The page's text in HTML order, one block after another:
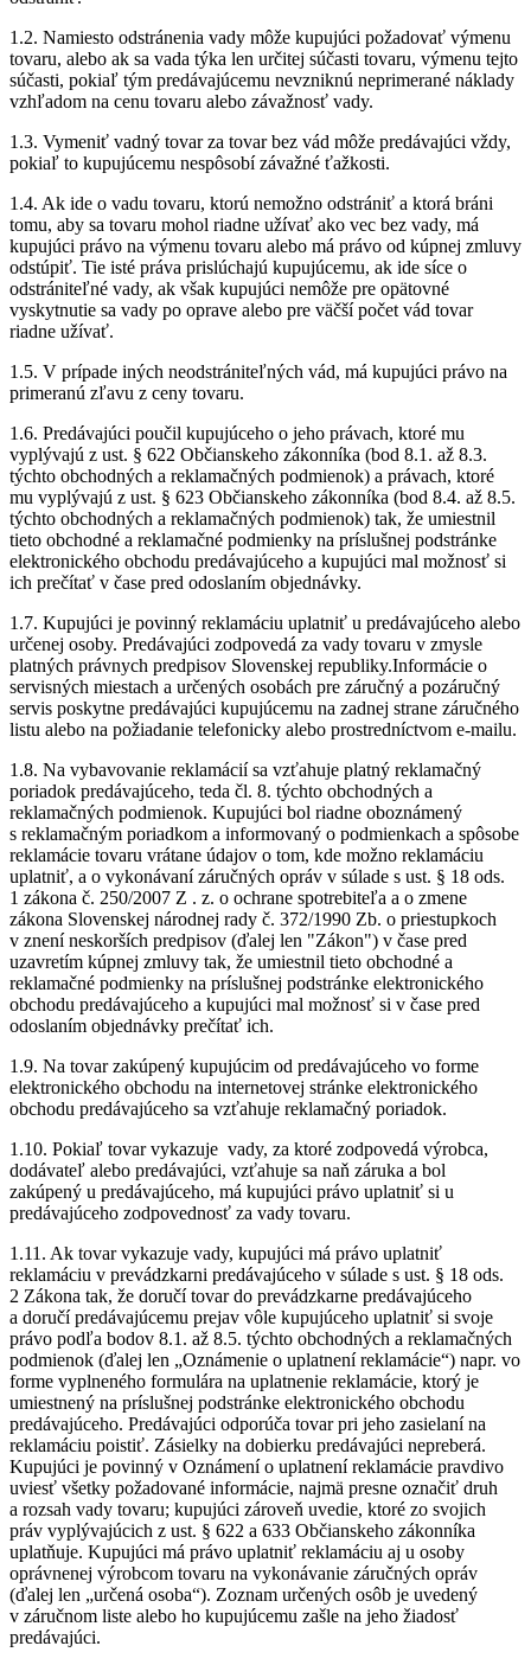
1.2. Namiesto odstránenia vady môže kupujúci požadovať výmenu
tovaru, alebo ak sa vada týka len určitej súčasti tovaru, výmenu tejto
súčasti, pokiaľ tým predávajúcemu nevzniknú neprimerané náklady
vzhľadom na cenu tovaru alebo závažnosť vady.
1.3. Vymeniť vadný tovar za tovar bez vád môže predávajúci vždy,
pokiaľ to kupujúcemu nespôsobí závažné ťažkosti.
1.4. Ak ide o vadu tovaru, ktorú nemožno odstrániť a ktorá bráni
tomu, aby sa tovaru mohol riadne užívať ako vec bez vady, má
kupujúci právo na výmenu tovaru alebo má právo od kúpnej zmluvy
odstúpiť. Tie isté práva prislúchajú kupujúcemu, ak ide síce o
odstrániteľné vady, ak však kupujúci nemôže pre opätovné
vyskytnutie sa vady po oprave alebo pre väčší počet vád tovar
riadne užívať.
1.5. V prípade iných neodstrániteľných vád, má kupujúci právo na
primeranú zľavu z ceny tovaru.
1.6. Predávajúci poučil kupujúceho o jeho právach, ktoré mu
vyplývajú z ust. § 622 Občianskeho zákonníka (bod 8.1. až 8.3.
týchto obchodných a reklamačných podmienok) a právach, ktoré
mu vyplývajú z ust. § 623 Občianskeho zákonníka (bod 8.4. až 8.5.
týchto obchodných a reklamačných podmienok) tak, že umiestnil
tieto obchodné a reklamačné podmienky na príslušnej podstránke
elektronického obchodu predávajúceho a kupujúci mal možnosť si
ich prečítať v čase pred odoslaním objednávky.
1.7. Kupujúci je povinný reklamáciu uplatniť u predávajúceho alebo
určenej osoby. Predávajúci zodpovedá za vady tovaru v zmysle
platných právnych predpisov Slovenskej republiky.Informácie o
servisných miestach a určených osobách pre záručný a pozáručný
servis poskytne predávajúci kupujúcemu na zadnej strane záručného
listu alebo na požiadanie telefonicky alebo prostredníctvom e-mailu.
1.8. Na vybavovanie reklamácií sa vzťahuje platný reklamačný
poriadok predávajúceho, teda čl. 8. týchto obchodných a
reklamačných podmienok. Kupujúci bol riadne oboznámený
s reklamačným poriadkom a informovaný o podmienkach a spôsobe
reklamácie tovaru vrátane údajov o tom, kde možno reklamáciu
uplatniť, a o vykonávaní záručných opráv v súlade s ust. § 18 ods.
1 zákona č. 250/2007 Z . z. o ochrane spotrebiteľa a o zmene
zákona Slovenskej národnej rady č. 372/1990 Zb. o priestupkoch
v znení neskorších predpisov (ďalej len "Zákon") v čase pred
uzavretím kúpnej zmluvy tak, že umiestnil tieto obchodné a
reklamačné podmienky na príslušnej podstránke elektronického
obchodu predávajúceho a kupujúci mal možnosť si v čase pred
odoslaním objednávky prečítať ich.
1.9. Na tovar zakúpený kupujúcim od predávajúceho vo forme
elektronického obchodu na internetovej stránke elektronického
obchodu predávajúceho sa vzťahuje reklamačný poriadok.
1.10. Pokiaľ tovar vykazuje vady, za ktoré zodpovedá výrobca,
dodávateľ alebo predávajúci, vzťahuje sa naň záruka a bol
zakúpený u predávajúceho, má kupujúci právo uplatniť si u
predávajúceho zodpovednosť za vady tovaru.
1.11. Ak tovar vykazuje vady, kupujúci má právo uplatniť
reklamáciu v prevádzkarni predávajúceho v súlade s ust. § 18 ods.
2 Zákona tak, že doručí tovar do prevádzkarne predávajúceho
a doručí predávajúcemu prejav vôle kupujúceho uplatniť si svoje
právo podľa bodov 8.1. až 8.5. týchto obchodných a reklamačných
podmienok (ďalej len „Oznámenie o uplatnení reklamácie“) napr. vo
forme vyplneného formulára na uplatnenie reklamácie, ktorý je
umiestnený na príslušnej podstránke elektronického obchodu
predávajúceho. Predávajúci odporúča tovar pri jeho zasielaní na
reklamáciu poistiť. Zásielky na dobierku predávajúci nepreberá.
Kupujúci je povinný v Oznámení o uplatnení reklamácie pravdivo
uviesť všetky požadované informácie, najmä presne označiť druh
a rozsah vady tovaru; kupujúci zároveň uvedie, ktoré zo svojich
práv vyplývajúcich z ust. § 622 a 633 Občianskeho zákonníka
uplatňuje. Kupujúci má právo uplatniť reklamáciu aj u osoby
oprávnenej výrobcom tovaru na vykonávanie záručných opráv
(ďalej len „určená osoba“). Zoznam určených osôb je uvedený
v záručnom liste alebo ho kupujúcemu zašle na jeho žiadosť
predávajúci.